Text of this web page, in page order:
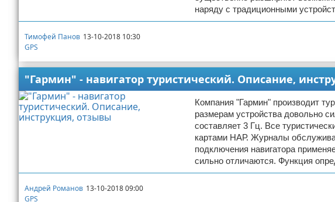
наряду с традиционными
Тимофей Панов 13-10-2018 10:30
GPS
"Гармин" - навигатор туристический. Описание,
Компания "Гармин" производит
размерам устройства довольно
составляет 3 Гц. Все
картами НАР. Журналы
подключения навигатора
сильно отличаются. Функция
Андрей Романов 13-10-2018 09:00
GPS